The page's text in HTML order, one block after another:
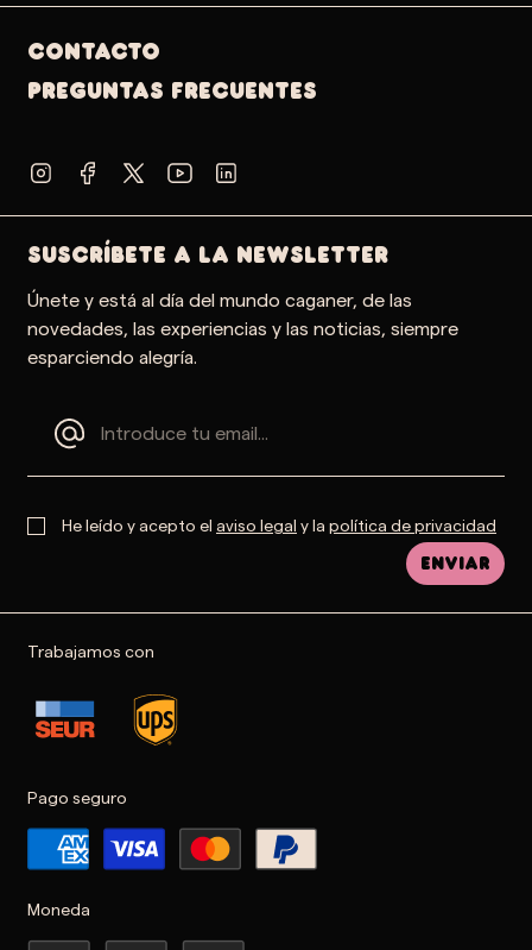
Contacto
PREGUNTAS FRECUENTES
SUSCRÍBETE A LA NEWSLETTER
Únete y está al día del mundo caganer, de las
novedades, las experiencias y las noticias, siempre
esparciendo alegría.
He leído y acepto el aviso legal y la política de privacidad
Enviar
Trabajamos con
Pago seguro
Moneda